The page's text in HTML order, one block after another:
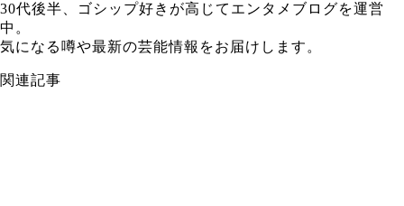
30代後半、ゴシップ好きが高じてエンタメブログを運営
中。
気になる噂や最新の芸能情報をお届けします。
関連記事